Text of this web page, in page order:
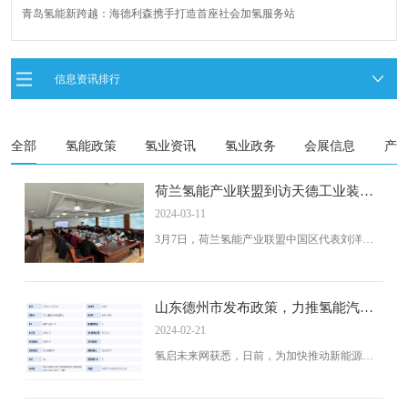
青岛氢能新跨越：海德利森携手打造首座社会加氢服务站
全球首台套！240吨氢能矿用刚性自卸车联合开发协议签署暨项目阶段开发
荷兰氢能产业联盟到访天德工业装备，与市区相关领导就威海文登区氢能
信息资讯排行
全部 氢能政策 氢业资讯 氢业政务 会展信息 产
荷兰氢能产业联盟到访天德工业装
备，与市区相关领导就威海文登区氢
2024-03-11
3月7日，荷兰氢能产业联盟中国区代表刘洋、
威海广鸿燃气周广松、威海中宇泽石油管红
关产业企业家、区市领导们在文登西部工业区
就文登区氢能源产业发展的进一步发展进行了
氢气...
山东德州市发布政策，力推氢能汽车
产业
2024-02-21
氢启未来网获悉，日前，为加快推动新能源汽